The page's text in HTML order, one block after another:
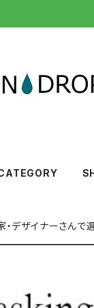
・デザイナーさんで